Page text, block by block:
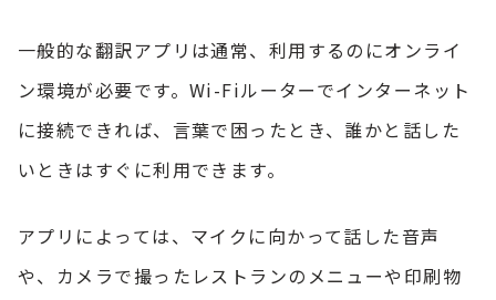
一般的な翻訳アプリは通常、利用するのにオンライ
ン環境が必要です。Wi-Fiルーターでインターネット
に接続できれば、言葉で困ったとき、誰かと話した
いときはすぐに利用できます。
アプリによっては、マイクに向かって話した音声
や、カメラで撮ったレストランのメニューや印刷物